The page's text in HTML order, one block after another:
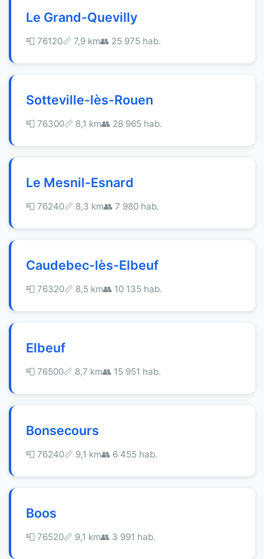
Le Grand-Quevilly
📮 76120📏 7,9 km👥 25 975 hab.
Sotteville-lès-Rouen
📮 76300📏 8,1 km👥 28 965 hab.
Le Mesnil-Esnard
📮 76240📏 8,3 km👥 7 980 hab.
Caudebec-lès-Elbeuf
📮 76320📏 8,5 km👥 10 135 hab.
Elbeuf
📮 76500📏 8,7 km👥 15 951 hab.
Bonsecours
📮 76240📏 9,1 km👥 6 455 hab.
Boos
📮 76520📏 9,1 km👥 3 991 hab.